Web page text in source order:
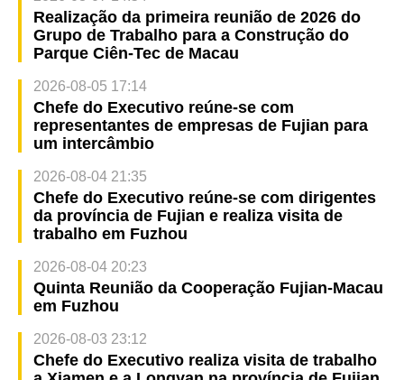
Realização da primeira reunião de 2026 do
Grupo de Trabalho para a Construção do
Parque Ciên-Tec de Macau
2026-08-05 17:14
Chefe do Executivo reúne-se com
representantes de empresas de Fujian para
um intercâmbio
2026-08-04 21:35
Chefe do Executivo reúne-se com dirigentes
da província de Fujian e realiza visita de
trabalho em Fuzhou
2026-08-04 20:23
Quinta Reunião da Cooperação Fujian-Macau
em Fuzhou
2026-08-03 23:12
Chefe do Executivo realiza visita de trabalho